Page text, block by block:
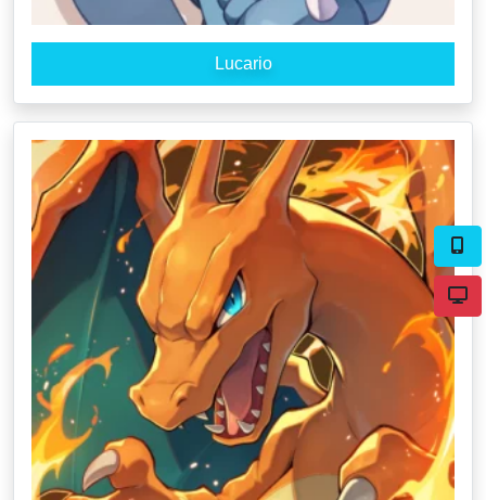
Lucario